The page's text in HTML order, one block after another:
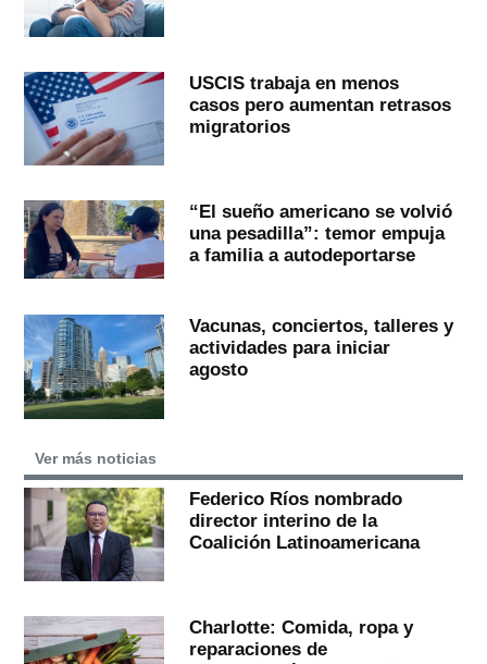
USCIS trabaja en menos
casos pero aumentan retrasos
migratorios
“El sueño americano se volvió
una pesadilla”: temor empuja
a familia a autodeportarse
Vacunas, conciertos, talleres y
actividades para iniciar
agosto
Ver más noticias
Federico Ríos nombrado
director interino de la
Coalición Latinoamericana
Charlotte: Comida, ropa y
reparaciones de